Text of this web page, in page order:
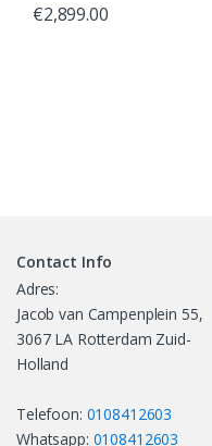
€2,899.00
Contact Info
Adres:
Jacob van Campenplein 55,
3067 LA Rotterdam Zuid-
Holland
Telefoon: 0108412603
Whatsapp: 0108412603